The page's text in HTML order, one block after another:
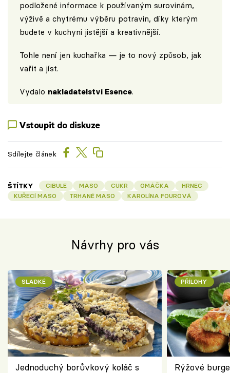
podložené informace k používaným surovinám,
výživě a chytrému výběru potravin, díky kterým
budete v kuchyni jistější a kreativnější.
Tohle není jen kuchařka — je to nový způsob, jak
vařit a jíst.
Vydalo nakladatelství Esence.
Vstoupit do diskuze
Sdílejte článek
ŠTÍTKY CIBULE MASO CUKR OMÁČKA
HRNEC
KUŘECÍ MASO
TRHANÉ MASO KAROLÍNA FOUROVÁ
Návrhy pro vás
SLADKÉ
Jednoduchý borůvkový koláč s
PŘÍLOHY
Rýžové